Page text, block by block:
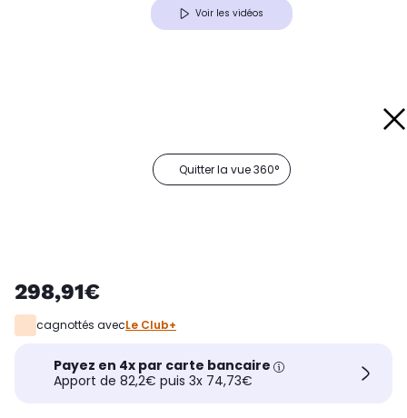
Voir les vidéos
Quitter la vue 360°
298,91€
cagnottés avecLe Club+
Payez en 4x par carte bancaire
Apport de 82,2€ puis 3x 74,73€